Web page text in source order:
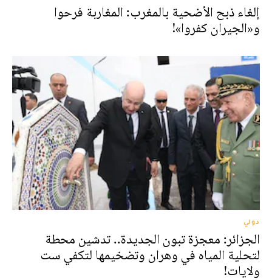
إلغاء ذبح الأضحية بالمغرب: المغاربة فرحوا
و«الجيران كفروا»!
دولي
الجزائر: معجزة تبون الجديدة.. تدشين محطة
لتحلية المياه في وهران وتضخيمها لتكفي ست
ولايات!